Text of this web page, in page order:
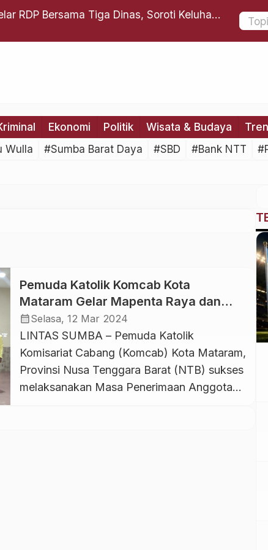
RDP Bersama Tiga Dinas, Soroti Keluhan
Ekonomi Politik Wisata & Budaya
Wulla #Sumba Barat Daya #SBD #Bank NTT
Pemuda Katolik Komcab Kota
Mataram Gelar Mapenta Raya dan
Rakercab, Kadispora NTB: Insya Allah,
Hasilnya Juga akan Baik
calendar_monthSelasa, 12 Mar 2024
LINTAS SUMBA – Pemuda Katolik
Komisariat Cabang (Komcab) Kota Mataram,
Provinsi Nusa Tenggara Barat (NTB) sukses
melaksanakan Masa Penerimaan Anggota